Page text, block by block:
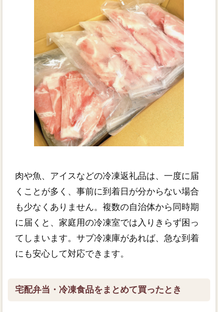
肉や魚、アイスなどの冷凍返礼品は、一度に届
くことが多く、事前に到着日が分からない場合
も少なくありません。複数の自治体から同時期
に届くと、家庭用の冷凍室では入りきらず困っ
てしまいます。サブ冷凍庫があれば、急な到着
にも安心して対応できます。
宅配弁当・冷凍食品をまとめて買ったとき